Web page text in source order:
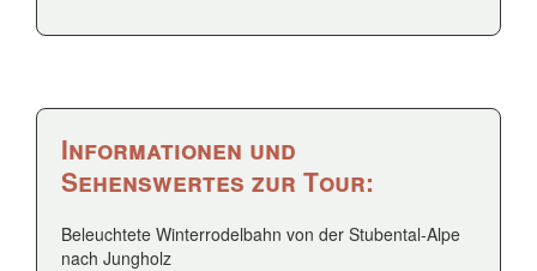
Informationen und
Sehenswertes zur Tour:
Beleuchtete Winterrodelbahn von der Stubental-Alpe
nach Jungholz